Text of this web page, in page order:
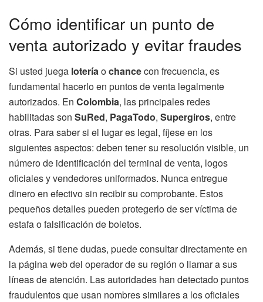
Cómo identificar un punto de
venta autorizado y evitar fraudes
Si usted juega loteríaochancecon frecuencia, es
fundamental hacerlo en puntos de venta legalmente
autorizados. En Colombia, las principales redes
habilitadas son SuRed, PagaTodo, Supergiros, entre
otras. Para saber si el lugar es legal, fíjese en los
siguientes aspectos: deben tener su resolución visible, un
número de identificación del terminal de venta, logos
oficiales y vendedores uniformados. Nunca entregue
dinero en efectivo sin recibir su comprobante. Estos
pequeños detalles pueden protegerlo de ser víctima de
estafa o falsificación de boletos.
Además, si tiene dudas, puede consultar directamente en
la página web del operador de su región o llamar a sus
líneas de atención. Las autoridades han detectado puntos
fraudulentos que usan nombres similares a los oficiales